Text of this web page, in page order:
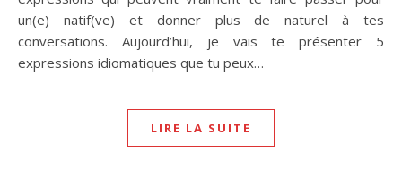
un(e) natif(ve) et donner plus de naturel à tes
conversations. Aujourd’hui, je vais te présenter 5
expressions idiomatiques que tu peux…
LIRE LA SUITE